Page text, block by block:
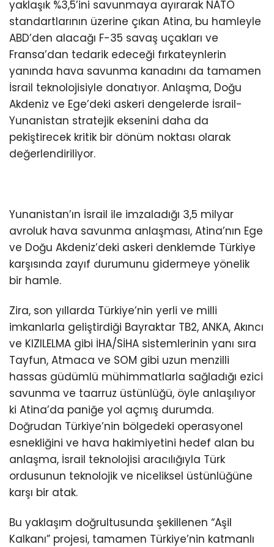
yaklaşık %3,5’ini savunmaya ayırarak NATO
standartlarının üzerine çıkan Atina, bu hamleyle
ABD’den alacağı F-35 savaş uçakları ve
Fransa’dan tedarik edeceği fırkateynlerin
yanında hava savunma kanadını da tamamen
İsrail teknolojisiyle donatıyor. Anlaşma, Doğu
Akdeniz ve Ege’deki askeri dengelerde İsrail-
Yunanistan stratejik eksenini daha da
pekiştirecek kritik bir dönüm noktası olarak
değerlendiriliyor.
Yunanistan’ın İsrail ile imzaladığı 3,5 milyar
avroluk hava savunma anlaşması, Atina’nın Ege
ve Doğu Akdeniz’deki askeri denklemde Türkiye
karşısında zayıf durumunu gidermeye yönelik
bir hamle.
Zira, son yıllarda Türkiye’nin yerli ve milli
imkanlarla geliştirdiği Bayraktar TB2, ANKA, Akıncı
ve KIZILELMA gibi İHA/SİHA sistemlerinin yanı sıra
Tayfun, Atmaca ve SOM gibi uzun menzilli
hassas güdümlü mühimmatlarla sağladığı ezici
savunma ve taarruz üstünlüğü, öyle anlaşılıyor
ki Atina’da paniğe yol açmış durumda.
Doğrudan Türkiye’nin bölgedeki operasyonel
esnekliğini ve hava hakimiyetini hedef alan bu
anlaşma, İsrail teknolojisi aracılığıyla Türk
ordusunun teknolojik ve niceliksel üstünlüğüne
karşı bir atak.
Bu yaklaşım doğrultusunda şekillenen “Aşil
Kalkanı” projesi, tamamen Türkiye’nin katmanlı